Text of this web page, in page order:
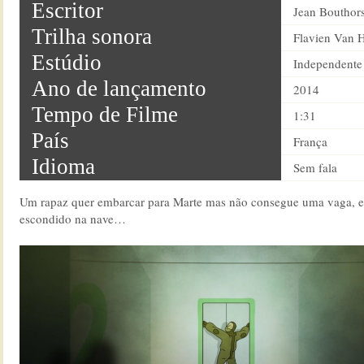
Escritor Jean
Trilha sonora Flavien Van
Estúdio Independente
Ano de lançamento 2014
Tempo de Filme 1:31
País França
Idioma Sem fala
Um rapaz quer embarcar para Marte mas não consegue uma vaga,
escondido na nave…